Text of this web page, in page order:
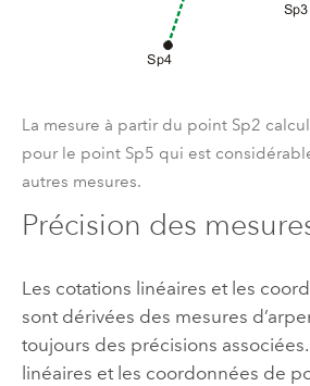
La mesure à partir du point Sp2
pour le point Sp5 qui est
autres mesures.
Précision des
Les cotations linéaires et les
sont dérivées des mesures
toujours des précisions
linéaires et les coordonnées de